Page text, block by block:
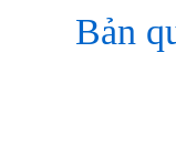
Bản